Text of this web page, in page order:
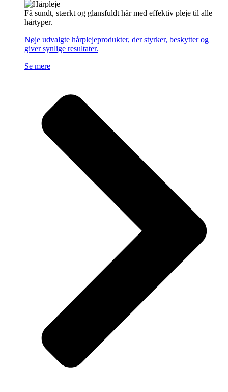
Få sundt, stærkt og glansfuldt hår med effektiv pleje til alle
hårtyper.
Nøje udvalgte hårplejeprodukter, der styrker, beskytter og
giver synlige resultater.
Se mere